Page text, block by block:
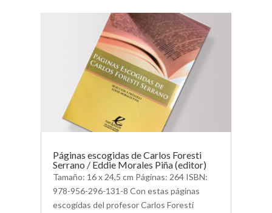
Páginas escogidas de Carlos Foresti
Serrano / Eddie Morales Piña (editor)
Tamaño: 16 x 24,5 cm Páginas: 264 ISBN:
978-956-296-131-8 Con estas páginas
escogidas del profesor Carlos Foresti